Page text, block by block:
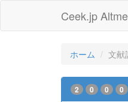
Ceek.jp
ホーム 文献
2 0 0 0